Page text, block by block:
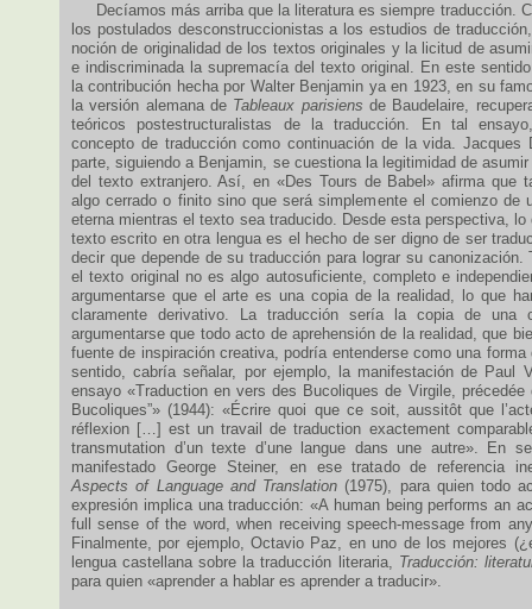
Decíamos más arriba que la literatura es siempre traducción.
los postulados desconstruccionistas a los estudios de
noción de originalidad de los textos originales y la licitud de
e indiscriminada la supremacía del texto original. En este
la contribución hecha por Walter Benjamin ya en 1923, en su
la versión alemana de Tableaux parisiens de Baudelaire,
teóricos postestructuralistas de la traducción. En tal
concepto de traducción como continuación de la vida. Jacques
parte, siguiendo a Benjamin, se cuestiona la legitimidad de
del texto extranjero. Así, en «Des Tours de Babel» afirma que
algo cerrado o finito sino que será simplemente el comienzo de
eterna mientras el texto sea traducido. Desde esta perspectiva, lo
texto escrito en otra lengua es el hecho de ser digno de ser
decir que depende de su traducción para lograr su canonización.
el texto original no es algo autosuficiente, completo e
argumentarse que el arte es una copia de la realidad, lo que
claramente derivativo. La traducción sería la copia de una
argumentarse que todo acto de aprehensión de la realidad, que
fuente de inspiración creativa, podría entenderse como una
sentido, cabría señalar, por ejemplo, la manifestación de Paul
ensayo «Traduction en vers des Bucoliques de Virgile, précedée
Bucoliques”» (1944): «Écrire quoi que ce soit, aussitôt que
réflexion […] est un travail de traduction exactement
transmutation d’un texte d’une langue dans une autre». En
manifestado George Steiner, en ese tratado de referencia
Aspects of Language and Translation (1975), para quien todo
expresión implica una traducción: «A human being performs an
full sense of the word, when receiving speech-message from
Finalmente, por ejemplo, Octavio Paz, en uno de los mejores
lengua castellana sobre la traducción literaria, Traducción:
para quien «aprender a hablar es aprender a traducir».